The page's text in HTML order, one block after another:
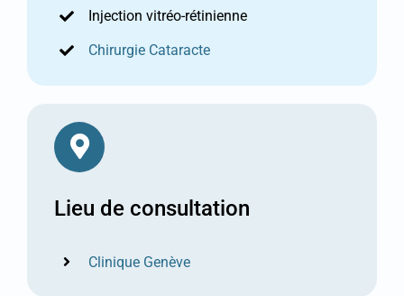
Injection vitréo-rétinienne
Chirurgie Cataracte
Lieu de consultation
Clinique Genève